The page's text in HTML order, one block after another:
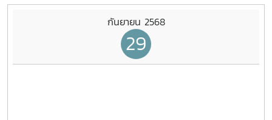
กันยายน 2568
29